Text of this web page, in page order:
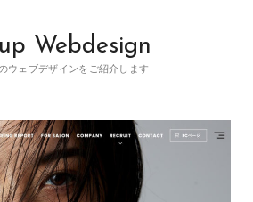
Webdesign
ウェブデザインをご紹介します